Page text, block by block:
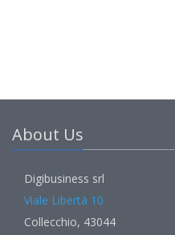
About Us
Digibusiness srl
Viale Libertà 10
Collecchio, 43044